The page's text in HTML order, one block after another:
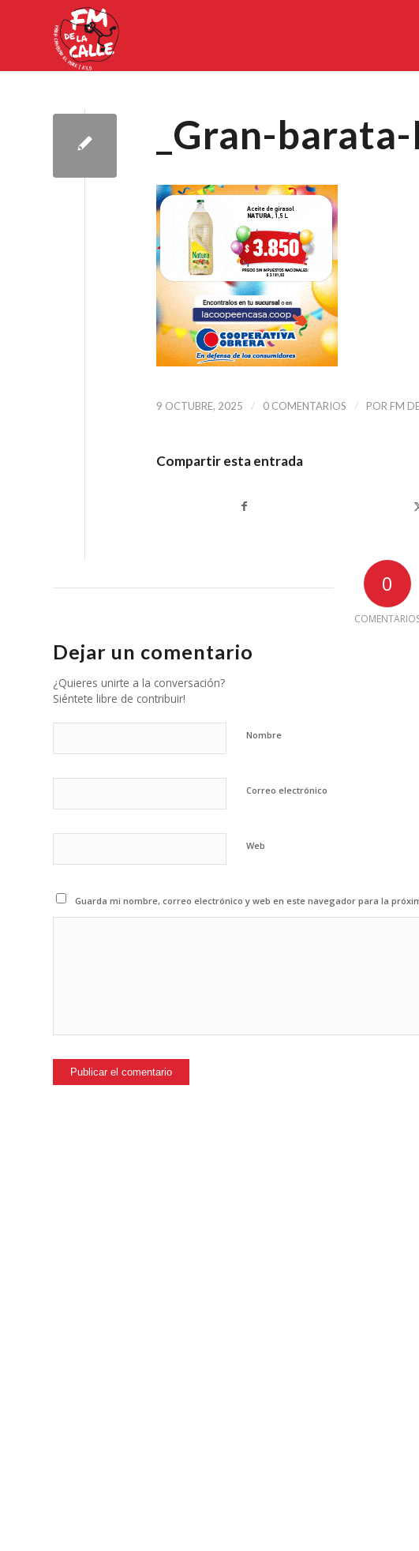
_Gran-
9 OCTUBRE, 2025 / 0 COMENTARIOS / POR FM
Compartir esta entrada
0
Dejar un comentario
¿Quieres unirte a la conversación?
Siéntete libre de contribuir!
Nombre
Correo electrónico
Web
Guarda mi nombre, correo electrónico y web en este navegador para la